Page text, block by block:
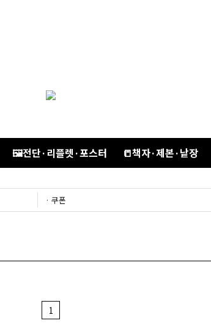
🖼️전단·리플렛·포스터 📒책자·제본·낱장
· 쿠폰